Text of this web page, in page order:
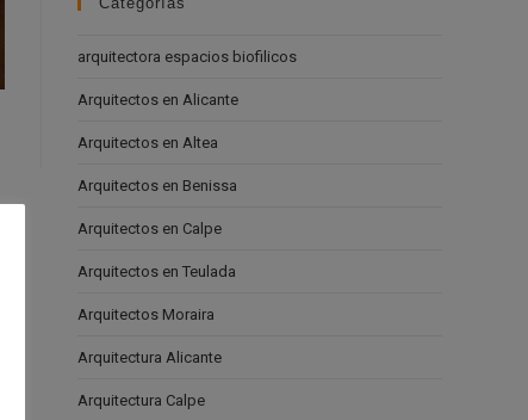
arquitectora espacios biofilicos
Arquitectos en Alicante
Arquitectos en Altea
Arquitectos en Benissa
Arquitectos en Calpe
Arquitectos en Teulada
Arquitectos Moraira
Arquitectura Alicante
Arquitectura Calpe